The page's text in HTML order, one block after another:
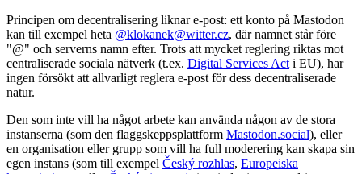
Principen om decentralisering liknar e-post: ett konto på Mastodon
kan till exempel heta @klokanek@witter.cz, där namnet står före
"@" och serverns namn efter. Trots att mycket reglering riktas mot
centraliserade sociala nätverk (t.ex. Digital Services Act i EU), har
ingen försökt att allvarligt reglera e-post för dess decentraliserade
natur.
Den som inte vill ha något arbete kan använda någon av de stora
instanserna (som den flaggskeppsplattform Mastodon.social), eller
en organisation eller grupp som vill ha full moderering kan skapa sin
egen instans (som till exempel Český rozhlas, Europeiska